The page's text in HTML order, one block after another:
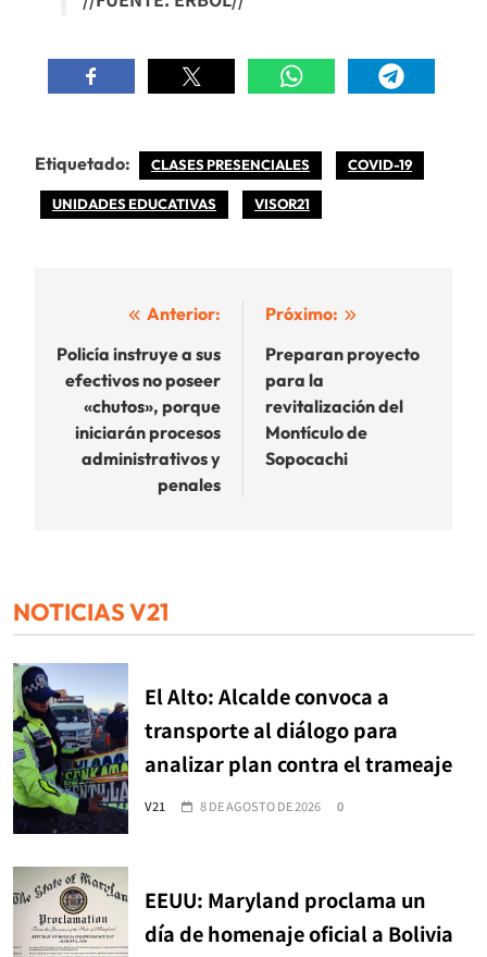
Etiquetado: CLASES PRESENCIALES COVID-19
UNIDADES EDUCATIVAS VISOR21
Navegación
de
entradas
Anterior:
Policía instruye a sus
efectivos no poseer
«chutos», porque
iniciarán procesos
administrativos y
penales
Próximo:
Preparan proyecto
para la
revitalización del
Montículo de
Sopocachi
NOTICIAS V21
El Alto: Alcalde convoca a
transporte al diálogo para
analizar plan contra el trameaje
V21 8 DE AGOSTO DE 2026 0
EEUU: Maryland proclama un
día de homenaje oficial a Bolivia